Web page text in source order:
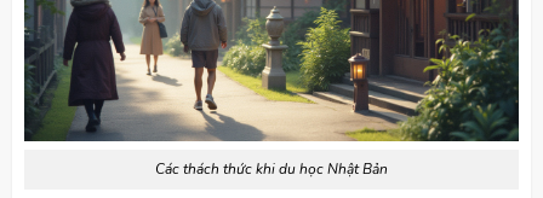
Các thách thức khi du học Nhật Bản